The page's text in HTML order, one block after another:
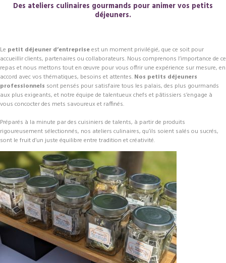
Des ateliers culinaires gourmands pour animer vos petits
déjeuners.
Le petit déjeuner d’entrepriseest un moment privilégié, que ce soit pour
accueillir clients, partenaires ou collaborateurs. Nous comprenons l’importance de ce
repas et nous mettons tout en œuvre pour vous offrir une expérience sur mesure, en
accord avec vos thématiques, besoins et attentes. Nos petits déjeuners
professionnels sont pensés pour satisfaire tous les palais, des plus gourmands
aux plus exigeants, et notre équipe de talentueux chefs et pâtissiers s’engage à
vous concocter des mets savoureux et raffinés.
Préparés à la minute par des cuisiniers de talents, à partir de produits
rigoureusement sélectionnés, nos ateliers culinaires, qu’ils soient salés ou sucrés,
sont le fruit d’un juste équilibre entre tradition et créativité.